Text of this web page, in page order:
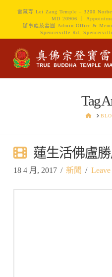
雷藏寺 Lei Zang Temple – 3200
MD 20906 ｜
辦事處及墓園 Admin Office &
Spencerville Rd,
Tag
HOME
蓮生活佛盧
18 4 月, 2017 新聞 Leave